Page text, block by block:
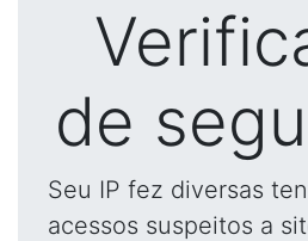
de
Seu IP fez diversas
acessos suspeitos a